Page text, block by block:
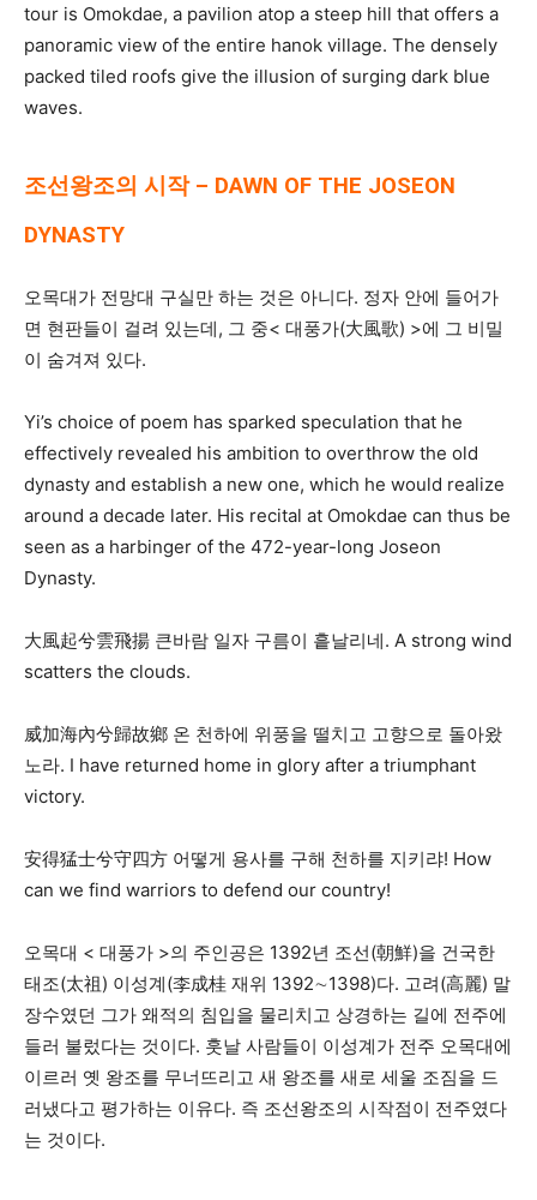
tour is Omokdae, a pavilion atop a steep hill that offers a
panoramic view of the entire hanok village. The densely
packed tiled roofs give the illusion of surging dark blue
waves.
조선왕조의 시작 – DAWN OF THE JOSEON
DYNASTY
오목대가 전망대 구실만 하는 것은 아니다. 정자 안에 들어가
면 현판들이 걸려 있는데, 그 중< 대풍가(大風歌) >에 그 비밀
이 숨겨져 있다.
Yi’s choice of poem has sparked speculation that he
effectively revealed his ambition to overthrow the old
dynasty and establish a new one, which he would realize
around a decade later. His recital at Omokdae can thus be
seen as a harbinger of the 472-year-long Joseon
Dynasty.
大風起兮雲飛揚 큰바람 일자 구름이 흩날리네. A strong wind
scatters the clouds.
威加海內兮歸故鄉 온 천하에 위풍을 떨치고 고향으로 돌아왔
노라. I have returned home in glory after a triumphant
victory.
安得猛士兮守四方 어떻게 용사를 구해 천하를 지키랴! How
can we find warriors to defend our country!
오목대 < 대풍가 >의 주인공은 1392년 조선(朝鮮)을 건국한
태조(太祖) 이성계(李成桂 재위 1392∼1398)다. 고려(高麗) 말
장수였던 그가 왜적의 침입을 물리치고 상경하는 길에 전주에
들러 불렀다는 것이다. 훗날 사람들이 이성계가 전주 오목대에
이르러 옛 왕조를 무너뜨리고 새 왕조를 새로 세울 조짐을 드
러냈다고 평가하는 이유다. 즉 조선왕조의 시작점이 전주였다
는 것이다.